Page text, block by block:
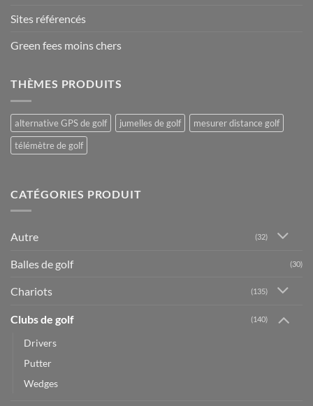
Sites référencés
Green fees moins chers
THÈMES PRODUITS
alternative GPS de golf jumelles de golf
mesurer distance golf
télémètre de golf
CATÉGORIES PRODUIT
Autre (32)
Balles de golf (30)
Chariots (135)
Clubs de golf (140)
Drivers
Putter
Wedges